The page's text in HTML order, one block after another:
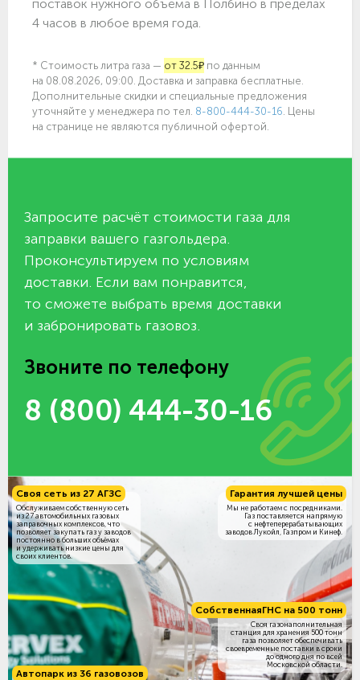
поставок нужного объёма в Полбино в пределах
4 часов в любое время года.
* Стоимость литра газа — от 32.5₽ по данным
на 08.08.2026, 09:00. Доставка и заправка бесплатные.
Дополнительные скидки и специальные предложения
уточняйте у менеджера по тел. 8-800-444-30-16 . Цены
на странице не являются публичной офертой.
Запросите расчёт стоимости газа для
заправки вашего газгольдера.
Проконсультируем по условиям
доставки. Если вам понравится,
то сможете выбрать время доставки
и забронировать газовоз.
Звоните по телефону
8 (800) 444-30-16
СобственнаяГНС на 500 тонн
Своя газонаполнительная
станция для хранения 500 тонн
газа позволяет обеспечивать
своевременные поставки в сроки
до одного дня по всей
Московской области.
Своя сеть из 27 АГЗС
Обслуживаем собственную сеть
из 27 автомобильных газовых
заправочных комплексов, что
позволяет закупать газ у заводов
постоянно в больших объёмах
и удерживать низкие цены для
своих клиентов.
Гарантия лучшей цены
Мы не работаем с посредниками.
Газ поставляется напрямую
с нефтеперерабатывающих
заводов Лукойл, Газпром и Кинеф.
Автопарк из 36 газовозов